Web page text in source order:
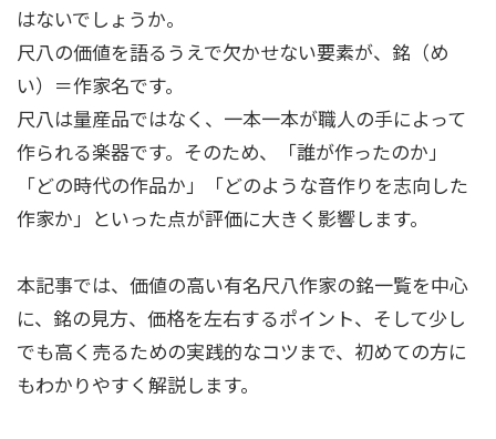
はないでしょうか。
尺八の価値を語るうえで欠かせない要素が、銘（め
い）＝作家名です。
尺八は量産品ではなく、一本一本が職人の手によって
作られる楽器です。そのため、「誰が作ったのか」
「どの時代の作品か」「どのような音作りを志向した
作家か」といった点が評価に大きく影響します。
本記事では、価値の高い有名尺八作家の銘一覧を中心
に、銘の見方、価格を左右するポイント、そして少し
でも高く売るための実践的なコツまで、初めての方に
もわかりやすく解説します。